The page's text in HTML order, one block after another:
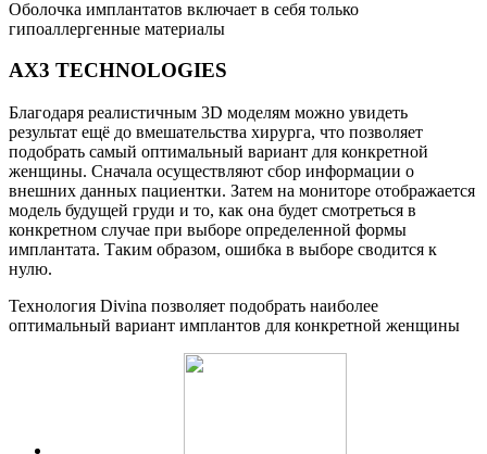
Оболочка имплантатов включает в себя только
гипоаллергенные материалы
AX3 TECHNOLOGIES
Благодаря реалистичным 3D моделям можно увидеть
результат ещё до вмешательства хирурга, что позволяет
подобрать самый оптимальный вариант для конкретной
женщины. Сначала осуществляют сбор информации о
внешних данных пациентки. Затем на мониторе отображается
модель будущей груди и то, как она будет смотреться в
конкретном случае при выборе определенной формы
имплантата. Таким образом, ошибка в выборе сводится к
нулю.
Технология Divina позволяет подобрать наиболее
оптимальный вариант имплантов для конкретной женщины